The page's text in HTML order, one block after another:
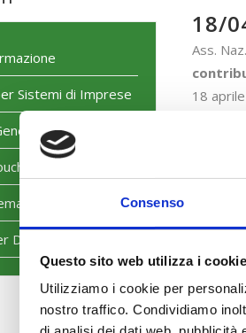
Consenso
Questo sito web utilizza i cookie
Utilizziamo i cookie per
nostro traffico. Condividiamo
Sistemi di Imprese
Dirigenti
18/
Ass.
18